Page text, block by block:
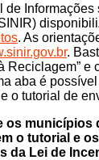
de Informações
. As
.
Reciclagem” e
aba é
o tutorial de
os municípios
o tutorial e
da Lei de